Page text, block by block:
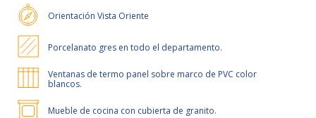
Orientación Vista Oriente
Porcelanato gres en todo el departamento.
Ventanas de termo panel sobre marco de PVC color
blancos.
Mueble de cocina con cubierta de granito.